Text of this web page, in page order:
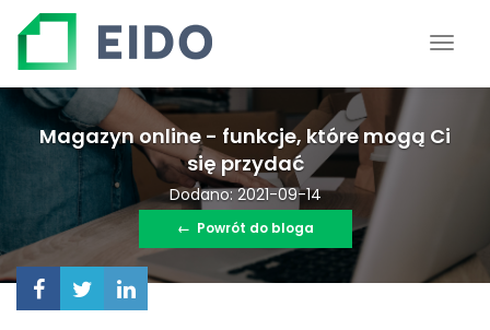
Magazyn online - funkcje, które mogą Ci
się przydać
Dodano: 2021-09-14
← Powrót do bloga